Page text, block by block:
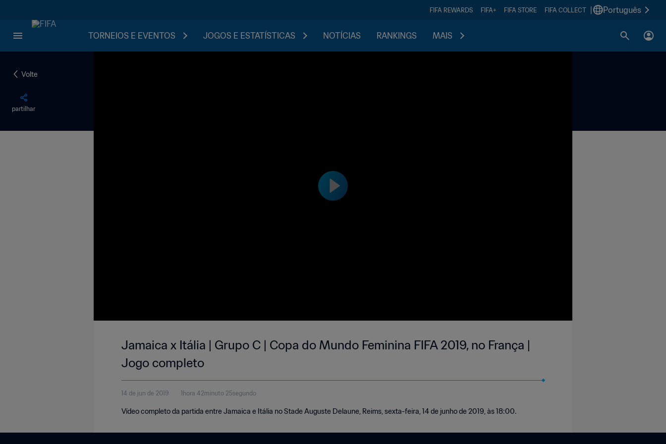
FIFA REWARDS FIFA+ FIFA STORE FIFA COLLECT Português
TORNEIOS E EVENTOS JOGOS E ESTATÍSTICAS NOTÍCIAS RANKINGS MAIS
Volte
partilhar
Jamaica x Itália | Grupo C | Copa do Mundo Feminina FIFA 2019, no França |
Jogo completo
14 de jun de 2019 1hora 42minuto 25segundo
Vídeo completo da partida entre Jamaica e Itália no Stade Auguste Delaune, Reims, sexta-feira, 14 de junho de 2019, às 18:00.